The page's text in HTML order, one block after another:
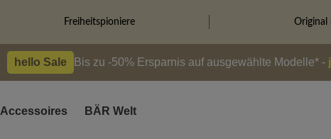
Freiheitspioniere Original
hello Sale Bis zu -50% Ersparnis auf ausgewählte Modelle* -
Accessoires BÄR Welt